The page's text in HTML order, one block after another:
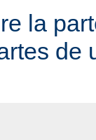
la
de